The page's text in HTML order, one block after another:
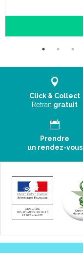
Click & Collect
Retrait gratuit
Prendre
un rendez-vous